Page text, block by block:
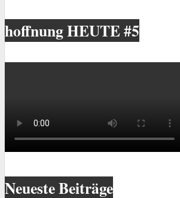
hoffnung HEUTE #5
Neueste Beiträge